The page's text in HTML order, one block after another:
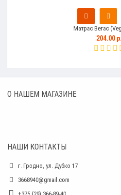
Матрас Вегас
204.00 р.
О НАШЕМ МАГАЗИНЕ
НАШИ КОНТАКТЫ
г. Гродно, ул. Дубко 17
3668940@gmail.com